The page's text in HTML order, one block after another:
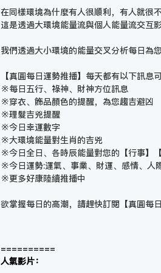
在同樣環境為什麼有人很順利，有人就很不
這是透過大環境能量流與個人能量流交互
我們透過大小環境的能量交叉分析每日為
【真圓每日運勢推播】每天都有以下訊息
※每日五行、祿神、財神方位訊息
※穿衣、飾品顏色的提醒，為您趨吉避凶
※理髮吉兇提醒
※今日幸運數字
※大環境能量對生肖的吉兇
※今日全日、各時辰能量對您的【行事】
※今日運勢:運氣、事業、財運、感情、人
※更多好康陸續推播中
欲掌握每日的高潮，請趕快訂閱【真圓每
==========
人氣影片：